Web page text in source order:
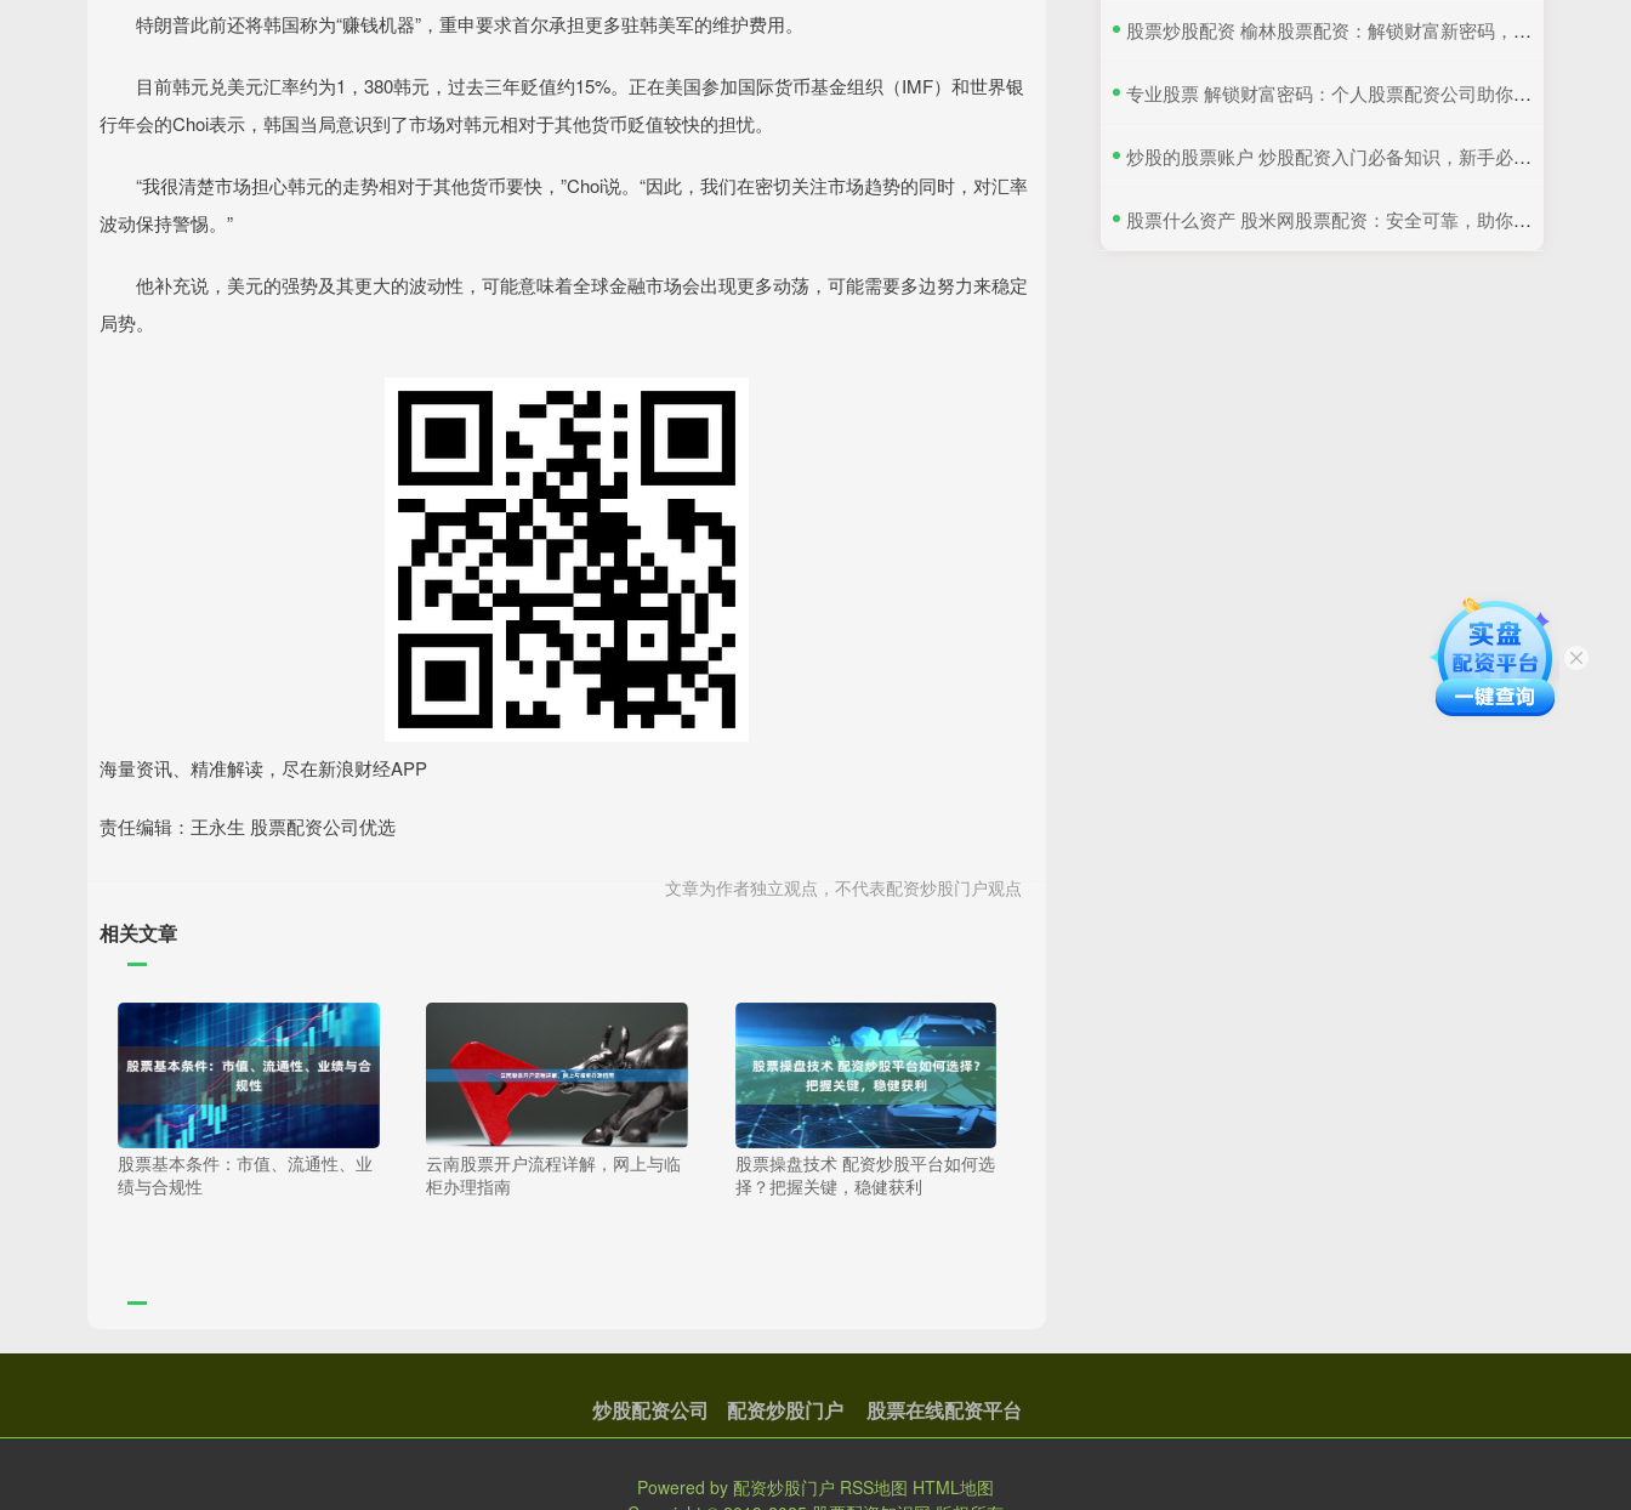
特朗普此前还将韩国称为“赚钱机器”，重申要求首尔承担更多驻韩美军的维护费用。
目前韩元兑美元汇率约为1，380韩元，过去三年贬值约15%。正在美国参加国际货币基金组织（IMF）和世界银
行年会的Choi表示，韩国当局意识到了市场对韩元相对于其他货币贬值较快的担忧。
“我很清楚市场担心韩元的走势相对于其他货币要快，”Choi说。“因此，我们在密切关注市场趋势的同时，对汇率
波动保持警惕。”
他补充说，美元的强势及其更大的波动性，可能意味着全球金融市场会出现更多动荡，可能需要多边努力来稳定
局势。
海量资讯、精准解读，尽在新浪财经APP
责任编辑：王永生 股票配资公司优选
文章为作者独立观点，不代表配资炒股门户观点
相关文章
股票基本条件：市值、流通性、业
绩与合规性
云南股票开户流程详解，网上与临
柜办理指南
股票操盘技术 配资炒股平台如何选
择？把握关键，稳健获利
​股票炒股配资 榆林股票配资：解锁财富新密码，助您投资无忧
​专业股票 解锁财富密码：个人股票配资公司助你乘风破浪
​炒股的股票账户 炒股配资入门必备知识，新手必看！
​股票什么资产 股米网股票配资：安全可靠，助你实现财富梦想
炒股配资公司 配资炒股门户 股票在线配资平台
Powered by 配资炒股门户 RSS地图 HTML地图